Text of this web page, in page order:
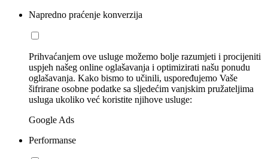
Napredno praćenje konverzija
Prihvaćanjem ove usluge možemo bolje razumjeti i procijeniti
uspjeh našeg online oglašavanja i optimizirati našu ponudu
oglašavanja. Kako bismo to učinili, uspoređujemo Vaše
šifrirane osobne podatke sa sljedećim vanjskim pružateljima
usluga ukoliko već koristite njihove usluge:
Google Ads
Performanse